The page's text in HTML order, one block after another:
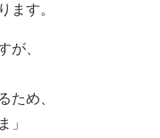
ます。
が、
ため、
」